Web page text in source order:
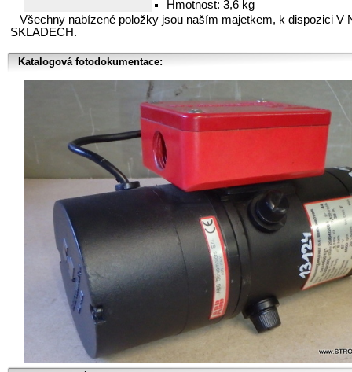
Hmotnost: 3,6 kg
Všechny nabízené položky jsou naším majetkem, k dispozici V
SKLADECH.
Katalogová fotodokumentace: